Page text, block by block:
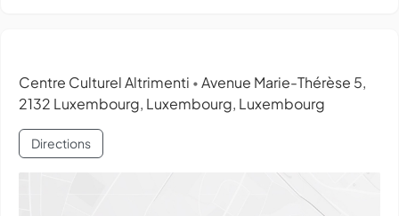
Centre Culturel Altrimenti • Avenue Marie-Thérèse 5,
2132 Luxembourg, Luxembourg, Luxembourg
Directions